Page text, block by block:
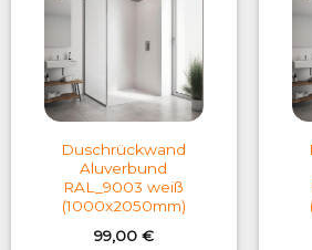
Duschrückwand
Aluverbund
RAL_9003 weiß
(1000x2050mm)
99,00 €